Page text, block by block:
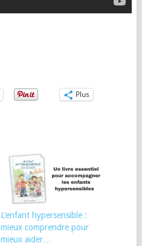
Plus
L’enfant hypersensible :
mieux comprendre pour
mieux aider…